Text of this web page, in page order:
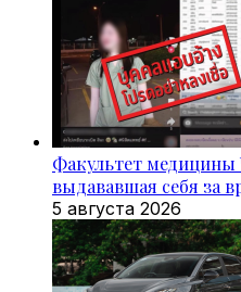
Факультет
выдававшая себя за
5 августа 2026